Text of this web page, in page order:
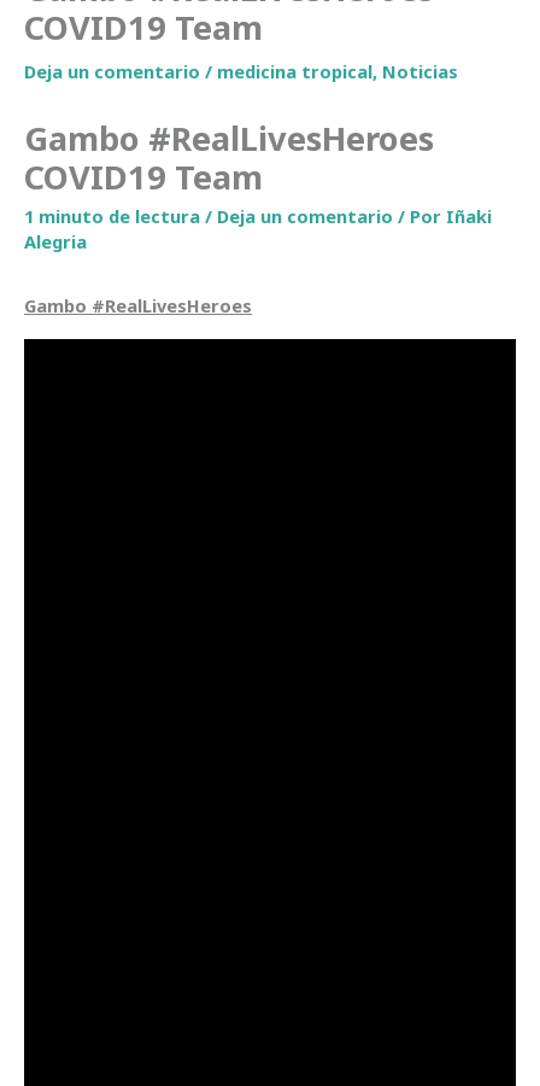
COVID19 Team
Deja un comentario / medicina tropical, Noticias
Gambo #RealLivesHeroes
COVID19 Team
1 minuto de lectura / Deja un comentario / Por Iñaki
Alegria
Gambo #RealLivesHeroes